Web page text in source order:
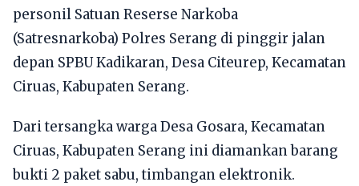
personil Satuan Reserse Narkoba
(Satresnarkoba) Polres Serang di pinggir jalan
depan SPBU Kadikaran, Desa Citeurep, Kecamatan
Ciruas, Kabupaten Serang.
Dari tersangka warga Desa Gosara, Kecamatan
Ciruas, Kabupaten Serang ini diamankan barang
bukti 2 paket sabu, timbangan elektronik.